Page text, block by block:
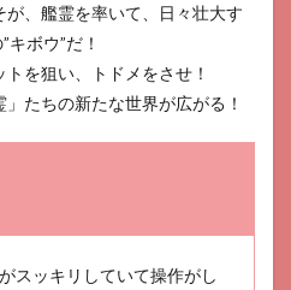
、艦霊を率いて、日々壮大す
ボウ”だ！
を狙い、トドメをさせ！
たちの新たな世界が広がる！
スッキリしていて操作がし